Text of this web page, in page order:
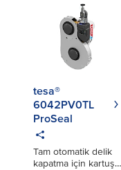
tesa®
6042PV0TL
ProSeal
Tam otomatik delik
kapatma için kartuş